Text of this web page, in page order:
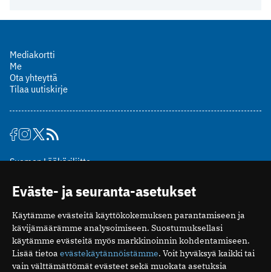
Mediakortti
Me
Ota yhteyttä
Tilaa uutiskirje
Suomen Lääkäriliitto
00510 Helsinki
puh. (09) 393 091
toimitus@potilaanlaakarilehti.fi
ISSN 2323-9476
Eväste- ja seuranta-asetukset
Käytämme evästeitä käyttökokemuksen parantamiseen ja
kävijämäärämme analysoimiseen. Suostumuksellasi
käytämme evästeitä myös markkinoinnin kohdentamiseen.
Lisää tietoa evästekäytännöistämme. Voit hyväksyä kaikki tai
vain välttämättömät evästeet sekä muokata asetuksia